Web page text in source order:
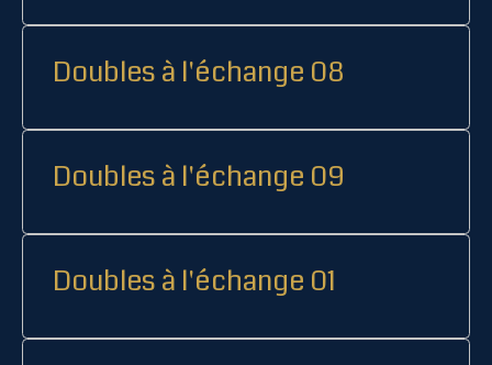
Doubles à l'échange 08
Doubles à l'échange 09
Doubles à l'échange 01